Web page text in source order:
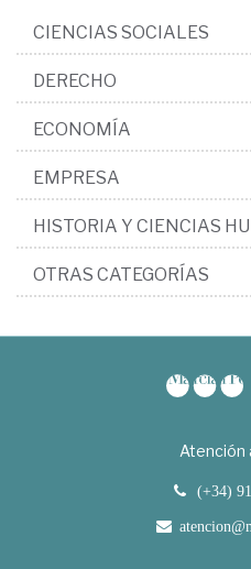
CIENCIAS SOCIALES
DERECHO
ECONOMÍA
EMPRESA
HISTORIA Y CIENCIAS
OTRAS CATEGORÍAS
Atención
(+34)